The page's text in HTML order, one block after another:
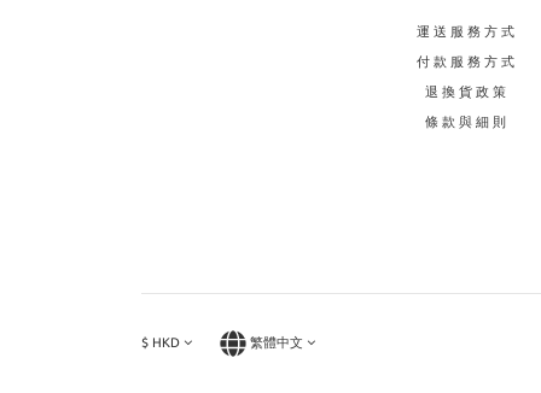
運送服務方式
付款服務方式
退換貨政策
條款與細則
$ HKD 繁體中文